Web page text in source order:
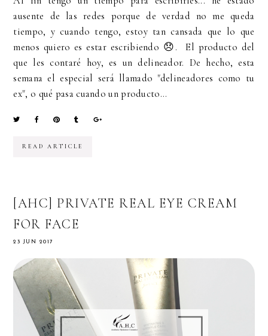
ausente de las redes porque de verdad no me queda
tiempo, y cuando tengo, estoy tan cansada que lo que
menos quiero es estar escribiendo 😞. El producto del
que les contaré hoy, es un delineador. De hecho, esta
semana el especial será llamado "delineadores como tu
ex", o qué pasa cuando un producto...
READ ARTICLE
[AHC] PRIVATE REAL EYE CREAM
FOR FACE
23 JUN 2017